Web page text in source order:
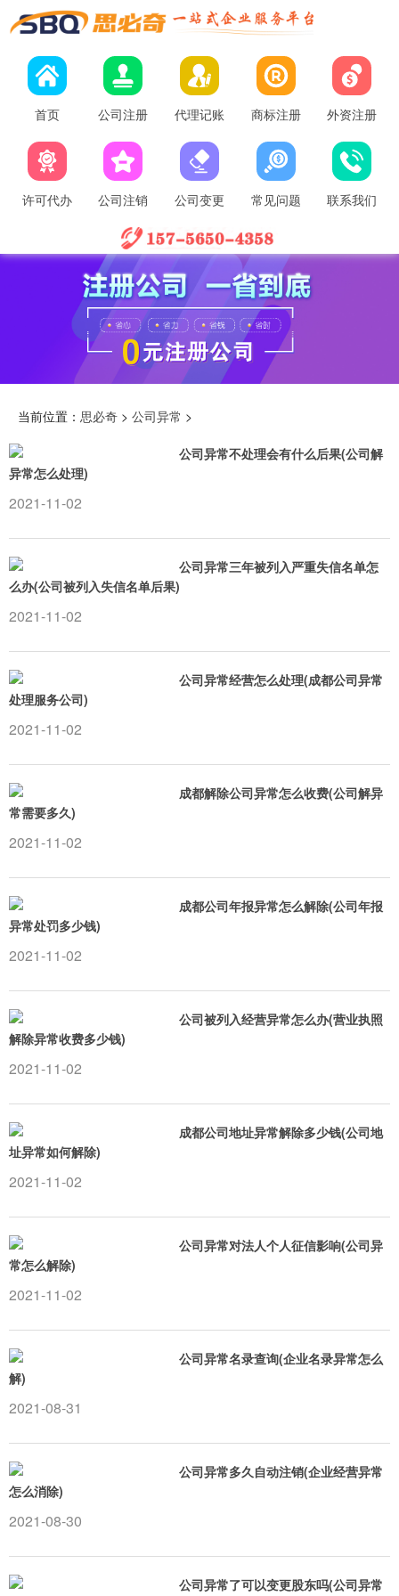
首页 公司注册 代理记账 商标注册 外资注册
许可代办 公司注销 公司变更 常见问题 联系我们
当前位置： 思必奇 > 公司异常 >
公司异常不处理会有什么后果(公司解
异常怎么处理)
2021-11-02
公司异常三年被列入严重失信名单怎
么办(公司被列入失信名单后果)
2021-11-02
公司异常经营怎么处理(成都公司异常
处理服务公司)
2021-11-02
成都解除公司异常怎么收费(公司解异
常需要多久)
2021-11-02
成都公司年报异常怎么解除(公司年报
异常处罚多少钱)
2021-11-02
公司被列入经营异常怎么办(营业执照
解除异常收费多少钱)
2021-11-02
成都公司地址异常解除多少钱(公司地
址异常如何解除)
2021-11-02
公司异常对法人个人征信影响(公司异
常怎么解除)
2021-11-02
公司异常名录查询(企业名录异常怎么
解)
2021-08-31
公司异常多久自动注销(企业经营异常
怎么消除)
2021-08-30
公司异常了可以变更股东吗(公司异常